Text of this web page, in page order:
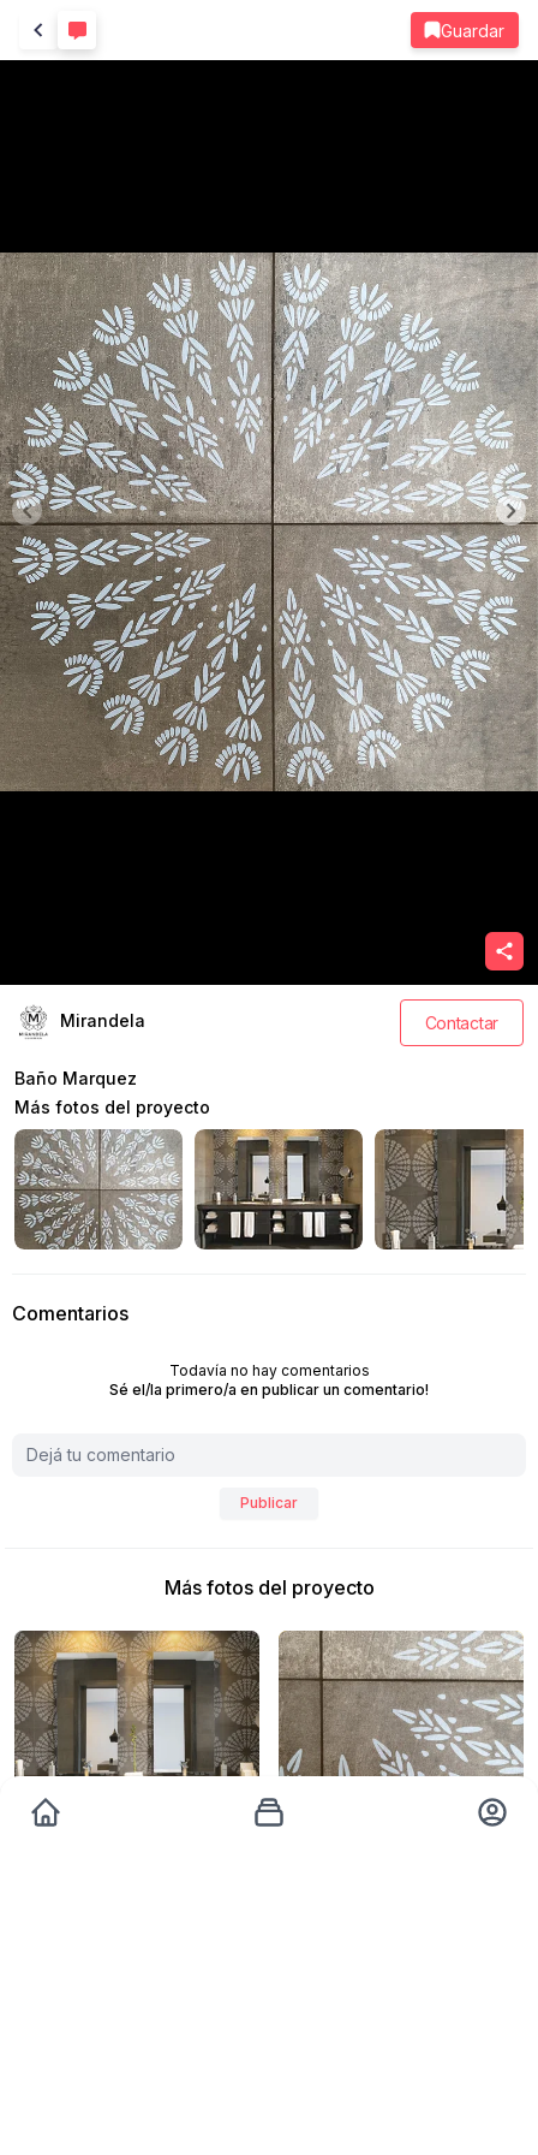
Guardar
Mirandela Contactar
Baño Marquez
Más fotos del proyecto
Comentarios
Todavía no hay comentarios
Sé el/la primero/a en publicar un comentario!
Publicar
Más fotos del proyecto